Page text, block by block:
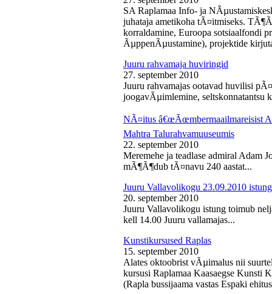
SA Raplamaa Info- ja
juhataja ametikoha tÃ¤itmiseks.
korraldamine, Euroopa sotsiaalfondi
ÃµppenÃµustamine), projektide
Juuru rahvamaja huviringid
27. september 2010
Juuru rahvamajas ootavad huvilisi
joogavÃµimlemine, seltskonnatantsu
NÃ¤itus â€œÃœmbermaailmareisist
Mahtra Talurahvamuuseumis
22. september 2010
Meremehe ja teadlase admiral Adam
mÃ¶Ã¶dub tÃ¤navu 240 aastat...
Juuru Vallavolikogu 23.09.2010 istung
20. september 2010
Juuru Vallavolikogu istung toimub
kell 14.00 Juuru vallamajas...
Kunstikursused Raplas
15. september 2010
Alates oktoobrist vÃµimalus nii
kursusi Raplamaa Kaasaegse Kunsti
(Rapla bussijaama vastas Espaki